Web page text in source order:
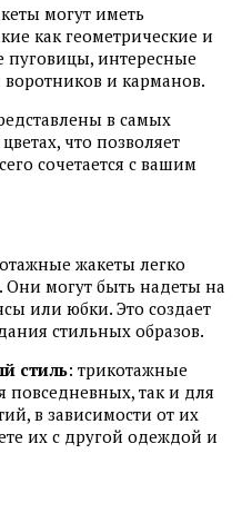
могут иметь
как геометрические и
пуговицы, интересные
и карманов.
в самых
что позволяет
сочетается с вашим
жакеты легко
Они могут быть надеты на
или юбки. Это создает
стильных образов.
стиль: трикотажные
повседневных, так и для
в зависимости от их
их с другой одеждой и